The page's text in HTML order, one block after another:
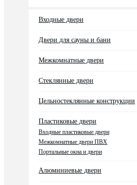
Входные двери
Двери для сауны и бани
Межкомнатные двери
Стеклянные двери
Цельностеклянные конструкции
Пластиковые двери
Входные пластиковые двери
Межкомнатные двери ПВХ
Портальные окна и двери
Алюминиевые двери